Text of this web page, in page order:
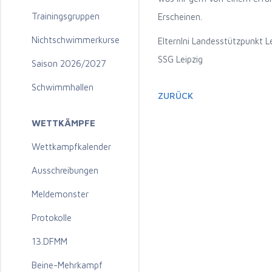
Trainingsgruppen
Nichtschwimmerkurse
Saison 2026/2027
Schwimmhallen
WETTKÄMPFE
Wettkampfkalender
Ausschreibungen
Meldemonster
Protokolle
13.DFMM
Beine-Mehrkampf
Erscheinen.
ElternIni Landesstützpunkt
SSG Leipzig
ZURÜCK